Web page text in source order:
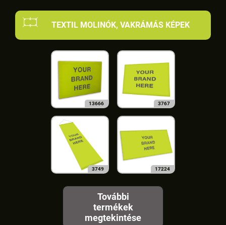
TEXTIL MOLINÓK, VAKRÁMÁS KÉPEK
13666 3767
3749 17224
További
termékek
megtekintése